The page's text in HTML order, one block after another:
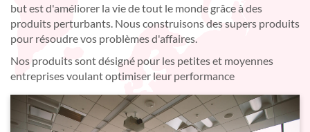
but est d'améliorer la vie de tout le monde grâce à des
produits perturbants. Nous construisons des supers produits
pour résoudre vos problèmes d'affaires.
Nos produits sont désigné pour les petites et moyennes
entreprises voulant optimiser leur performance